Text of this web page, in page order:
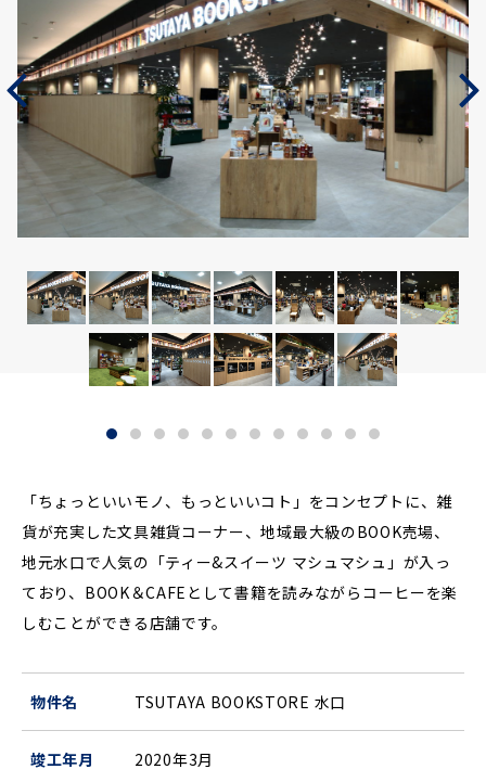
「ちょっといいモノ、もっといいコト」をコンセプトに、雑
貨が充実した文具雑貨コーナー、地域最大級のBOOK売場、
地元水口で人気の「ティー&スイーツ マシュマシュ」が入っ
ており、BOOK＆CAFEとして書籍を読みながらコーヒーを楽
しむことができる店舗です。
物件名 TSUTAYA BOOKSTORE 水口
竣工年月 2020年3月